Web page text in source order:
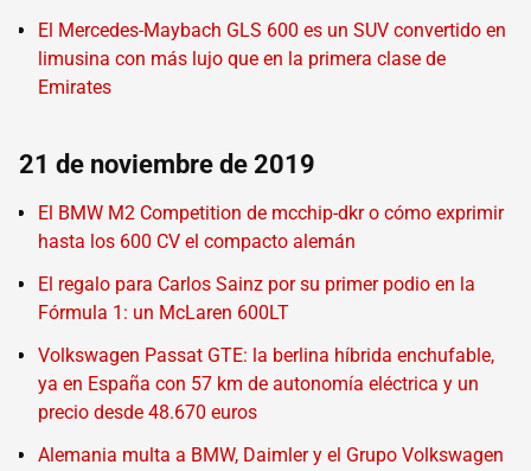
El Mercedes-Maybach GLS 600 es un SUV convertido en
limusina con más lujo que en la primera clase de
Emirates
21 de noviembre de 2019
El BMW M2 Competition de mcchip-dkr o cómo exprimir
hasta los 600 CV el compacto alemán
El regalo para Carlos Sainz por su primer podio en la
Fórmula 1: un McLaren 600LT
Volkswagen Passat GTE: la berlina híbrida enchufable,
ya en España con 57 km de autonomía eléctrica y un
precio desde 48.670 euros
Alemania multa a BMW, Daimler y el Grupo Volkswagen